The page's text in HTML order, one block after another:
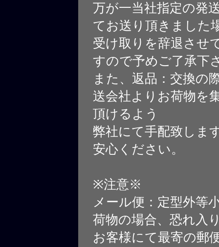
万が一当社指定の発
てお送り頂きました
受け取りを辞退させ
すので予めご了承下
また、返品：交換の
送会社よりお荷物を
頂けるよう
弊社にて手配致しま
安心ください。
※注意※
メール便：定型外等
荷物の場合、恐れ入
お客様にて最寄の郵